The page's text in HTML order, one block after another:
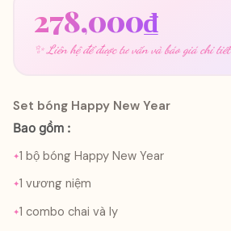
278,000₫
✨ Liên hệ để được tư vấn và báo giá chi tiết
Set bóng Happy New Year
Bao gồm :
1 bộ bóng Happy New Year
1 vương niệm
1 combo chai và ly